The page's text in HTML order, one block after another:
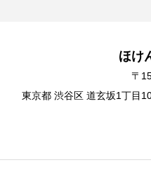
ほけ
〒
東京都 渋谷区 道玄坂1丁目